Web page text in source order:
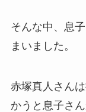
そんな中、息
まいました。
赤塚真人さん
かうと息子さ